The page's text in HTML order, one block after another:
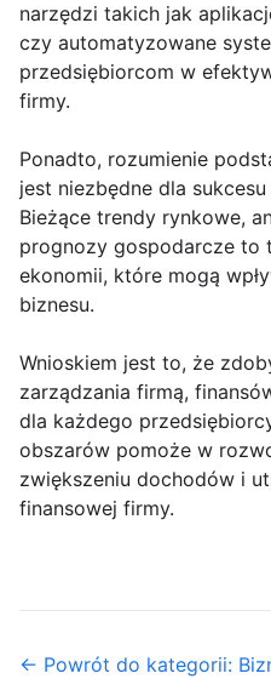
narzędzi takich jak
czy automatyzowane
przedsiębiorcom w
firmy.
Ponadto, rozumienie
jest niezbędne dla
Bieżące trendy rynkowe,
prognozy gospodarcze to
ekonomii, które mogą
biznesu.
Wnioskiem jest to, że
zarządzania firmą,
dla każdego
obszarów pomoże w
zwiększeniu dochodów i
finansowej firmy.
← Powrót do kategorii: